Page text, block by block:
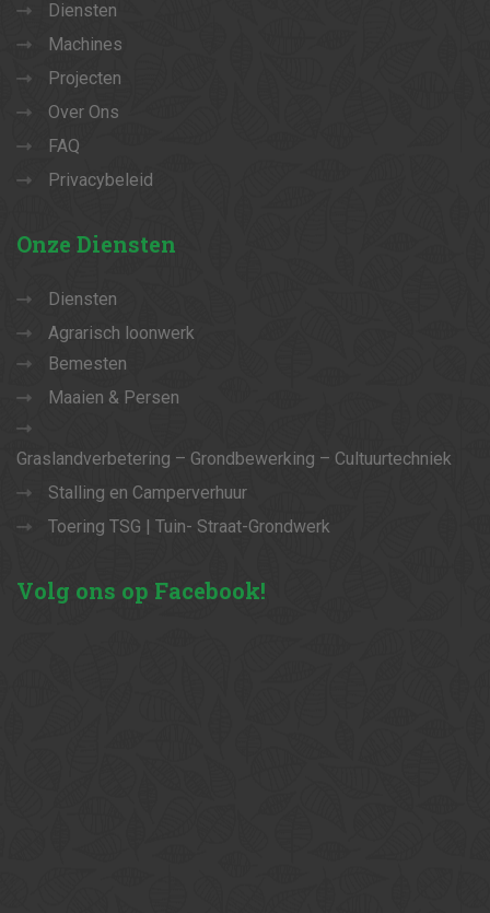
Diensten
Machines
Projecten
Over Ons
FAQ
Privacybeleid
Onze Diensten
Diensten
Agrarisch loonwerk
Bemesten
Maaien & Persen
Graslandverbetering – Grondbewerking – Cultuurtechniek
Stalling en Camperverhuur
Toering TSG | Tuin- Straat-Grondwerk
Volg ons op Facebook!